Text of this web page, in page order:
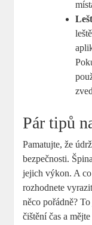
Pár tipů
Pamatujte, že
bezpečnosti.
jejich výkon. A co
rozhodnete
něco pořádně?
čištění čas a